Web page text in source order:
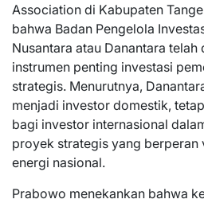
Association di Kabupaten
bahwa Badan Pengelola
Nusantara atau Danantara
instrumen penting investasi
strategis. Menurutnya,
menjadi investor domestik,
bagi investor internasional
proyek strategis yang berperan
energi nasional.
Prabowo menekankan bahwa